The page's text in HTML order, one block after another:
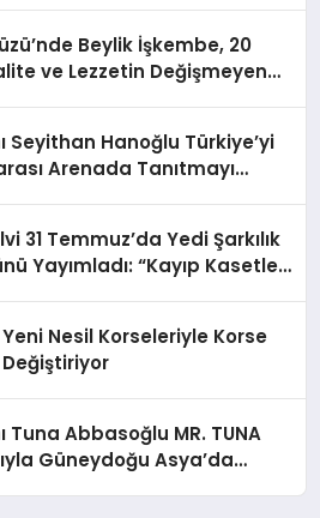
Beylik İşkembe, 20
ve Lezzetin Değişmeyen
Seyithan Hanoğlu Türkiye’yi
Arenada Tanıtmayı
31 Temmuz’da Yedi Şarkılık
Yayımladı: “Kayıp Kasetler
Nesil Korseleriyle Korse
Değiştiriyor
Tuna Abbasoğlu MR. TUNA
Güneydoğu Asya’da